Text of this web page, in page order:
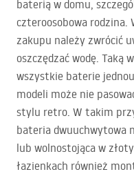
baterią w domu,
czteroosobowa rodzina.
zakupu należy zwrócić
oszczędzać wodę. Taką
wszystkie baterie
modeli może nie
stylu retro. W takim
bateria dwuuchwytowa
lub wolnostojąca w
łazienkach również